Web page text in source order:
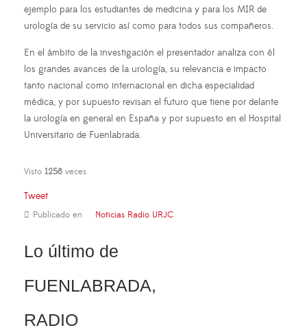
ejemplo para los estudiantes de medicina y para los MIR de
urología de su servicio así como para todos sus compañeros.
En el ámbito de la investigación el presentador analiza con él
los grandes avances de la urología, su relevancia e impacto
tanto nacional como internacional en dicha especialidad
médica, y por supuesto revisan el futuro que tiene por delante
la urología en general en España y por supuesto en el Hospital
Universitario de Fuenlabrada.
Visto 1258 veces
Tweet
Publicado en Noticias Radio URJC
Lo último de
FUENLABRADA,
RADIO